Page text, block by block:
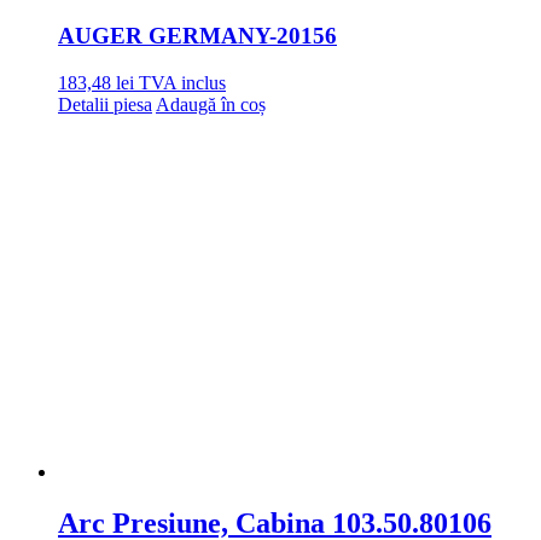
AUGER GERMANY-20156
183,48 lei TVA inclus
Detalii piesa Adaugă în coș
Arc Presiune, Cabina 103.50.80106